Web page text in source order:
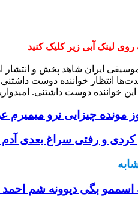
روی لینک آبی زیر کلیک کنید
موسیقی ایران شاهد پخش و
انتظار خواننده دوست
خواننده دوست داشتنی.
مونده چیزایی نرو میمیرم
کردی و رفتی سراغ بعدی
اسممو بگی دیوونه شم احمد